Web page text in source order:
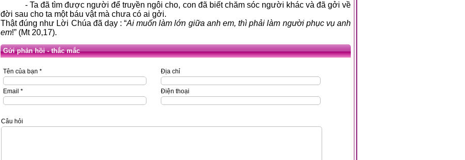
- Ta đã tìm được người để truyền ngôi cho, con đã biết chăm sóc người khác và đã gởi về
đời sau cho ta một báu vật mà chưa có ai gởi.
Thật đúng như Lời Chúa đã dạy : “Ai muốn làm lớn giữa anh em, thì phải làm người phục vụ anh
em!” (Mt 20,17).
Gửi phản hồi - thắc mắc
Tên của bạn * Địa chỉ
Email * Điện thoại
Câu hỏi